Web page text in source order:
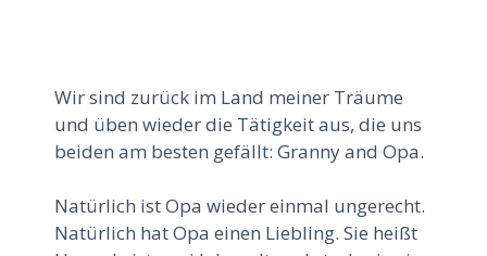
Wir sind zurück im Land meiner Träume
und üben wieder die Tätigkeit aus, die uns
beiden am besten gefällt: Granny and Opa.
Natürlich ist Opa wieder einmal ungerecht.
Natürlich hat Opa einen Liebling. Sie heißt